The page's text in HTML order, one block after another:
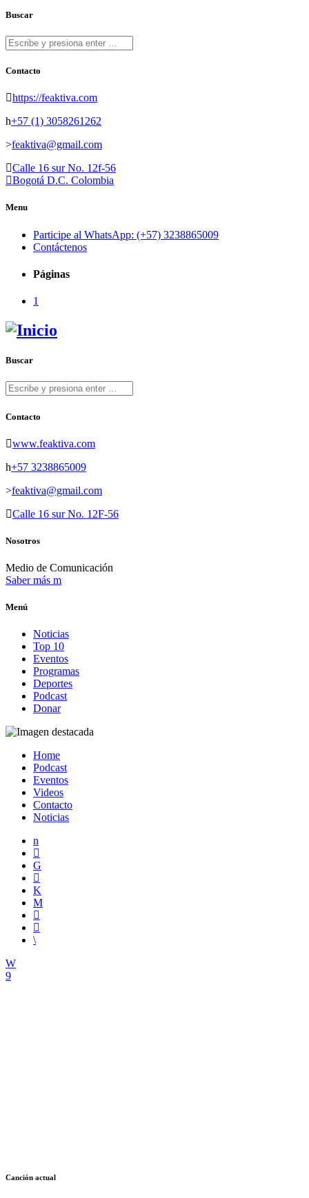
Buscar
Contacto
https://feaktiva.com
+57 (1) 3058261262
feaktiva@gmail.com
Calle 16 sur No. 12f-56
Bogotá D.C. Colombia
Menu
Participe al WhatsApp: (+57) 3238865009
Contáctenos
Páginas
1
Buscar
Contacto
www.feaktiva.com
+57 3238865009
feaktiva@gmail.com
Calle 16 sur No. 12F-56
Nosotros
Medio de Comunicación
Saber más
Menú
Noticias
Top 10
Eventos
Programas
Deportes
Podcast
Donar
Home
Podcast
Eventos
Videos
Contacto
Noticias
Canción actual